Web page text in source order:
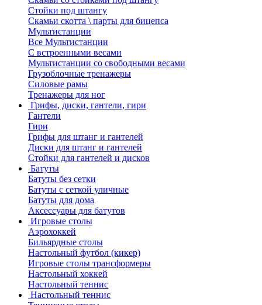
Стойки под штангу
Скамьи скотта \ парты для бицепса
Мультистанции
Все Мультистанции
С встроенными весами
Мультистанции со свободными весами
Грузоблочные тренажеры
Силовые рамы
Тренажеры для ног
Грифы, диски, гантели, гири
Гантели
Гири
Грифы для штанг и гантелей
Диски для штанг и гантелей
Стойки для гантелей и дисков
Батуты
Батуты без сетки
Батуты с сеткой уличные
Батуты для дома
Аксессуары для батутов
Игровые столы
Аэрохоккей
Бильярдные столы
Настольный футбол (кикер)
Игровые столы трансформеры
Настольный хоккей
Настольный теннис
Настольный теннис